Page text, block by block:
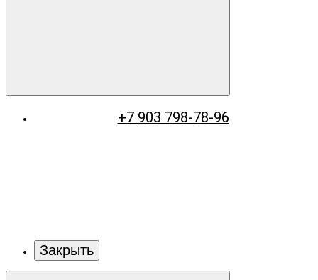
+7 903 798-78-96
Закрыть